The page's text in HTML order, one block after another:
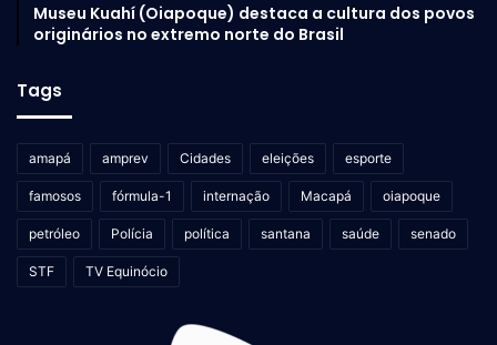
Museu Kuahí (Oiapoque) destaca a cultura dos povos
originários no extremo norte do Brasil
Tags
amapá amprev Cidades eleições esporte
famosos fórmula-1 internação Macapá oiapoque
petróleo Polícia política santana saúde senado
STF TV Equinócio